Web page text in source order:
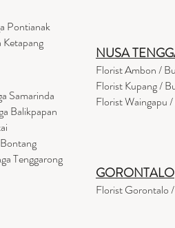
Pontianak
Samarinda
Balikpapan
Tenggarong
NUSA
Florist Ambon /
Florist Kupang /
Florist Waingapu
GORONTALO
Florist Gorontalo